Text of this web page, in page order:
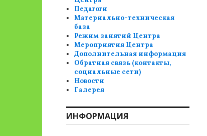
Педагоги
Материально-техническая
база
Режим занятий Центра
Мероприятия Центра
Дополнительная информация
Обратная связь (контакты,
социальные сети)
Новости
Галерея
ИНФОРМАЦИЯ